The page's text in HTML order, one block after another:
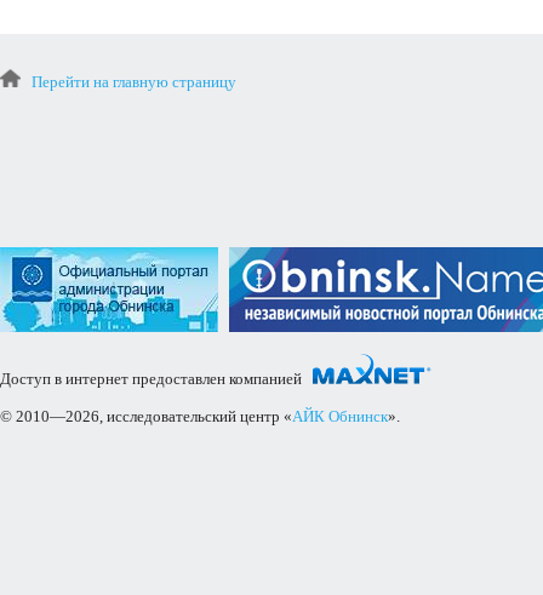
Перейти на главную страницу
Доступ в интернет предоставлен компанией
© 2010—2026, исследовательский центр «АЙК Обнинск».